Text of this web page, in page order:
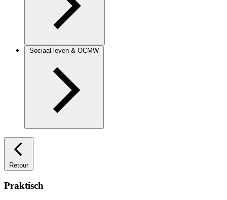
Sociaal leven & OCMW
Retour
Praktisch